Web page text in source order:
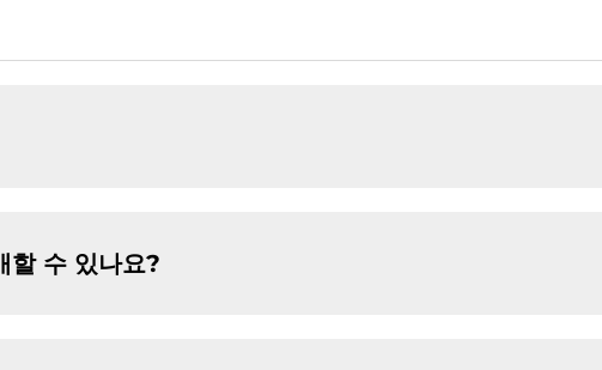
할 수 있나요?